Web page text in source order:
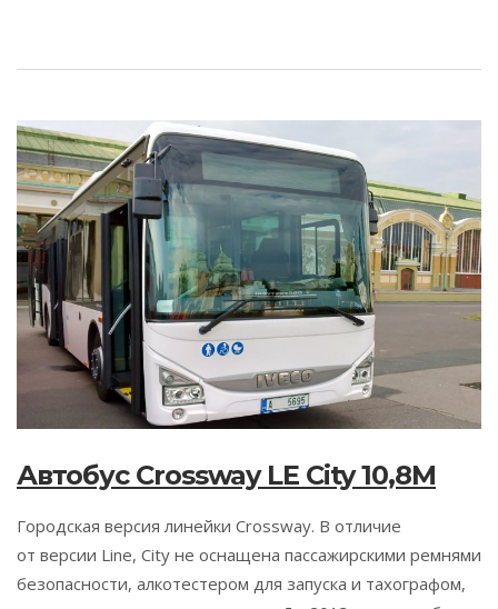
Автобус Crossway LE City 10,8M
Городская версия линейки Crossway. В отличие
от версии Line, City не оснащена пассажирскими ремнями
безопасности, алкотестером для запуска и тахографом,